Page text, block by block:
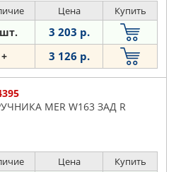
Цена Купить
3 203 р.
+ 3 126 р.
MER W163 ЗАД R
Цена Купить